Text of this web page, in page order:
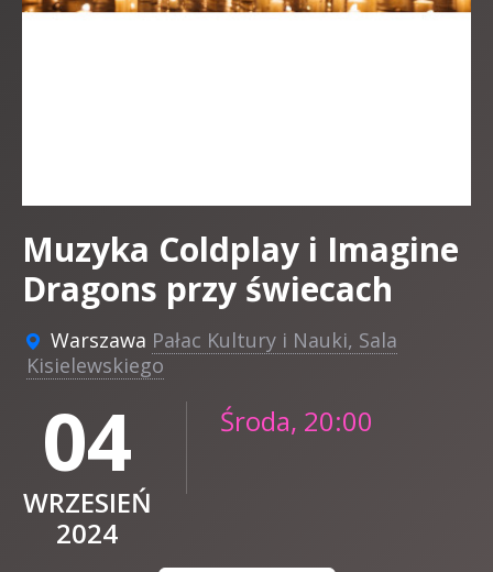
Muzyka Coldplay i Imagine
Dragons przy świecach
Warszawa Pałac Kultury i Nauki, Sala
Kisielewskiego
04
WRZESIEŃ
2024
Środa, 20:00